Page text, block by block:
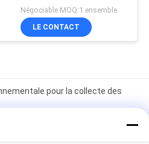
40 d'Eco
Négociable MOQ:1 ensemble
LE CONTACT
pour la collecte des
gauche de la poussière de
d'Eco